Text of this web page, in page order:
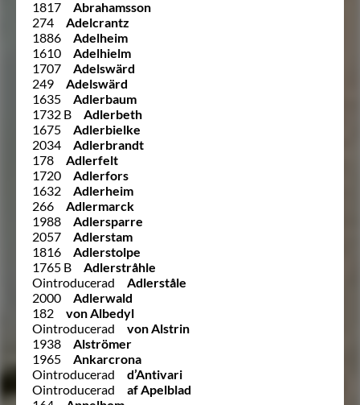
1817
Abrahamsson
274
Adelcrantz
1886
Adelheim
1610
Adelhielm
1707
Adelswärd
249
Adelswärd
1635
Adlerbaum
1732 B
Adlerbeth
1675
Adlerbielke
2034
Adlerbrandt
178
Adlerfelt
1720
Adlerfors
1632
Adlerheim
266
Adlermarck
1988
Adlersparre
2057
Adlerstam
1816
Adlerstolpe
1765 B
Adlerstråhle
Ointroducerad
Adlerståle
2000
Adlerwald
182
von Albedyl
Ointroducerad
von Alstrin
1938
Alströmer
1965
Ankarcrona
Ointroducerad
d’Antivari
Ointroducerad
af Apelblad